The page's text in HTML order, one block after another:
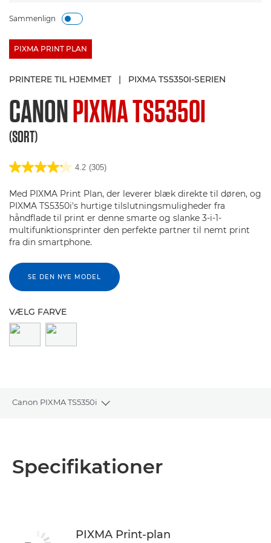
Sammenlign
PIXMA PRINT PLAN
PRINTERE TIL HJEMMET | PIXMA TS5350I-SERIEN
CANONPIXMA TS5350I
(SORT)
4.2 (305)
Med PIXMA Print Plan, der leverer blæk direkte til døren, og
PIXMA TS5350i's hurtige tilslutningsmuligheder fra
håndflade til print er denne smarte og slanke 3-i-1-
multifunktionsprinter den perfekte partner til nemt print
fra din smartphone.
SE DEN NYE MODEL
VÆLG FARVE
Canon PIXMA TS5350i
Toggle breadcrumbs
Specifikationer
Specifikationer
PIXMA Print-plan